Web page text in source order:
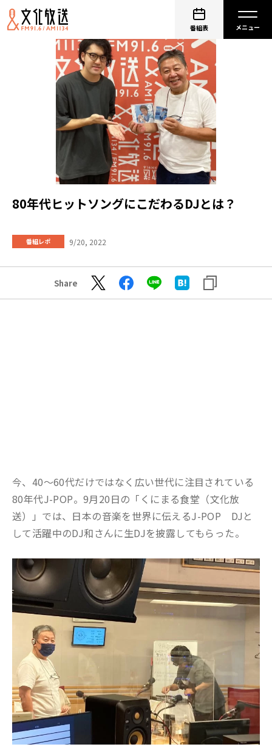
番組表
80年代ヒットソングにこだわるDJとは？
番組レポ 9/20, 2022
Share
今、40～60代だけではなく広い世代に注目されている
80年代J-POP。9月20日の「くにまる食堂（文化放
送）」では、日本の音楽を世界に伝えるJ-POP DJと
して活躍中のDJ和さんに生DJを披露してもらった。